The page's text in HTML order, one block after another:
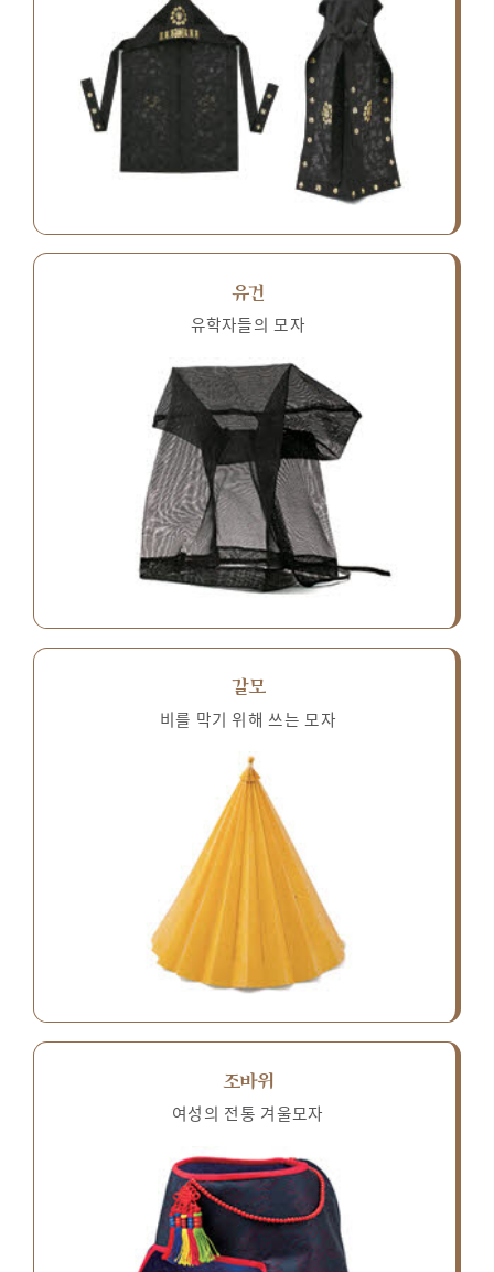
유건
유학자들의 모자
갈모
비를 막기 위해 쓰는 모자
조바위
여성의 전통 겨울모자